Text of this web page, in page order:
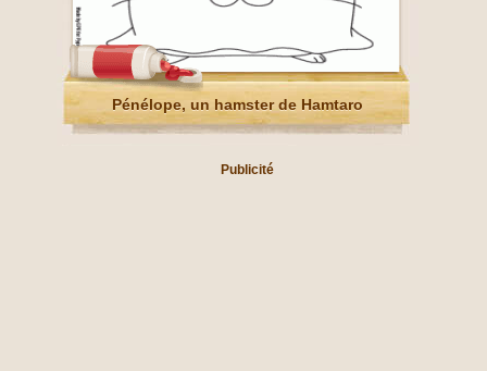
Pénélope, un hamster de Hamtaro
Publicité